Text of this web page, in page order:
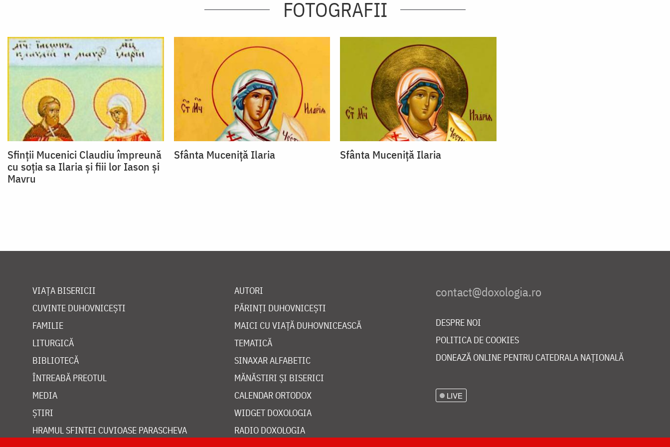
FOTOGRAFII
Sfinții Mucenici Claudiu împreună
cu soţia sa Ilaria și fiii lor Iason şi
Mavru
Sfânta Muceniță Ilaria Sfânta Muceniță Ilaria
VIAȚA BISERICII
CUVINTE DUHOVNICEȘTI
FAMILIE
LITURGICĂ
BIBLIOTECĂ
ÎNTREABĂ PREOTUL
MEDIA
ȘTIRI
HRAMUL SFINTEI CUVIOASE PARASCHEVA
AUTORI
PĂRINȚI DUHOVNICEȘTI
MAICI CU VIAȚĂ DUHOVNICEASCĂ
TEMATICĂ
SINAXAR ALFABETIC
MĂNĂSTIRI ȘI BISERICI
CALENDAR ORTODOX
WIDGET DOXOLOGIA
RADIO DOXOLOGIA
DESPRE NOI
POLITICA DE COOKIES
DONEAZĂ ONLINE PENTRU CATEDRALA NAȚIONALĂ
LIVE